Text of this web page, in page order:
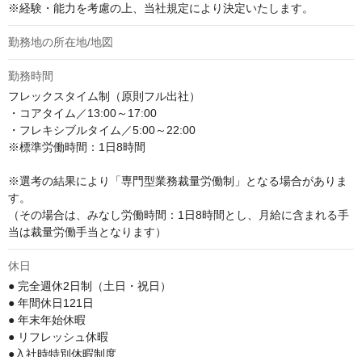
※経験・能力を考慮の上、当社規定により決定いたします。
勤務地の所在地/地図
勤務時間
フレックスタイム制（原則フル出社）
・コアタイム／13:00～17:00
・フレキシブルタイム／5:00～22:00
※標準労働時間：1日8時間
※選考の結果により「専門型業務裁量労働制」となる場合がありま
す。
（その場合は、みなし労働時間：1日8時間とし、月給に含まれる手
当は裁量労働手当となります）
休日
● 完全週休2日制（土日・祝日）
● 年間休日121日
● 年末年始休暇
● リフレッシュ休暇
●入社時特別休暇制度